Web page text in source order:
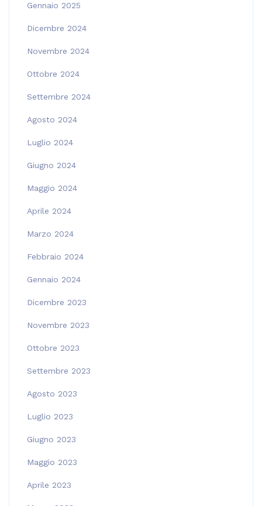
Gennaio 2025
Dicembre 2024
Novembre 2024
Ottobre 2024
Settembre 2024
Agosto 2024
Luglio 2024
Giugno 2024
Maggio 2024
Aprile 2024
Marzo 2024
Febbraio 2024
Gennaio 2024
Dicembre 2023
Novembre 2023
Ottobre 2023
Settembre 2023
Agosto 2023
Luglio 2023
Giugno 2023
Maggio 2023
Aprile 2023